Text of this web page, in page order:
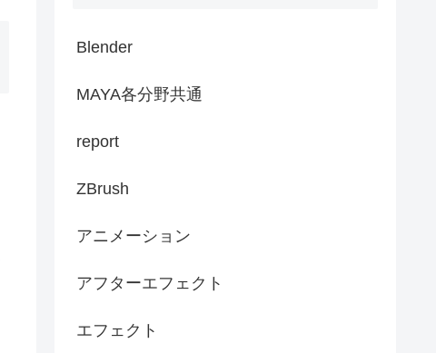
Blender
MAYA各分野共通
report
ZBrush
アニメーション
アフターエフェクト
エフェクト